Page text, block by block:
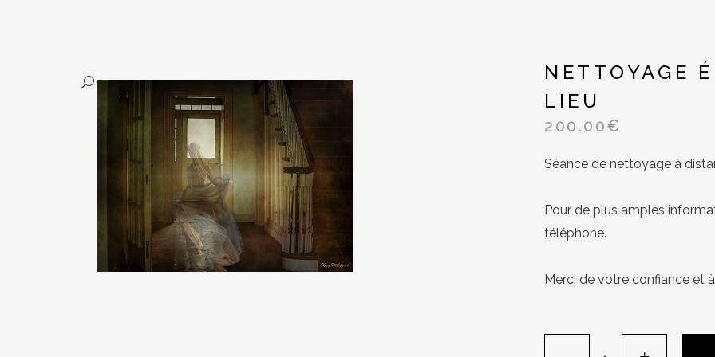
NETTOYAGE
LIEU
200.00€
Séance de nettoyage à
Pour de plus amples
téléphone.
Merci de votre confiance et